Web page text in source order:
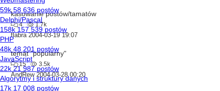
kasowanie postów/tamatów
4 1.7k
flabra 2004-03-19 19:07
temat "popularny"
15 3.5k
AndRew 2004-03-28 00:20